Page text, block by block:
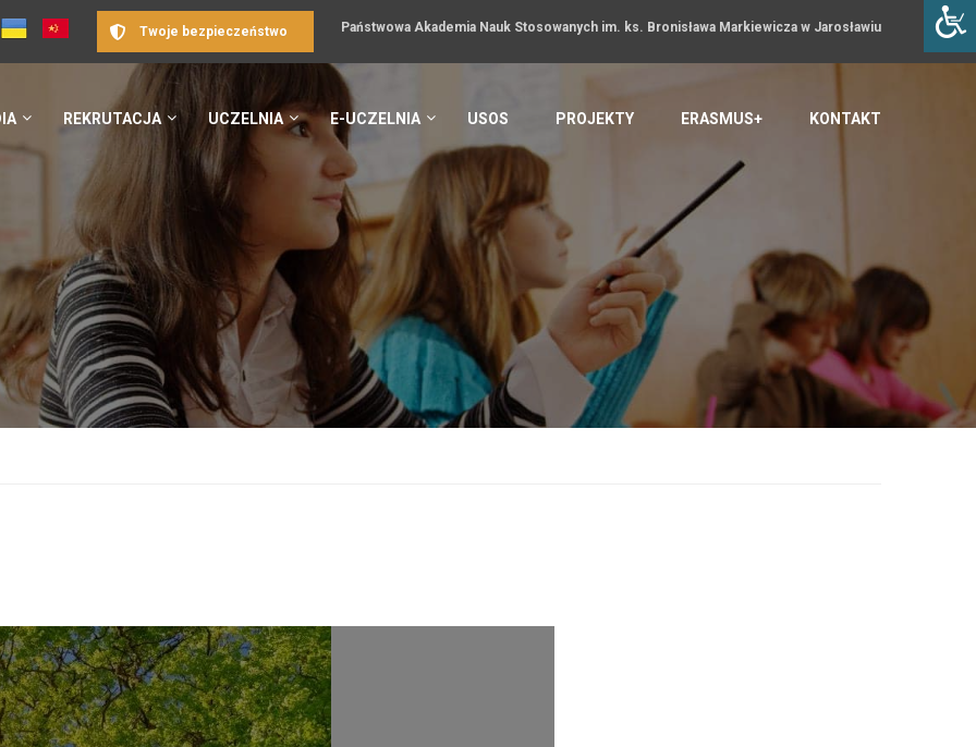
Państwowa Akademia Nauk Stosowanych im. ks. Bronisława Markiewicza w Jarosławiu
Twoje bezpieczeństwo
REKRUTACJA UCZELNIA E-UCZELNIA USOS PROJEKTY ERASMUS+ KONTAKT